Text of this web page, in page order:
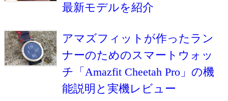
最新モデルを紹介
アマズフィットが作ったラン
ナーのためのスマートウォッ
チ「Amazfit Cheetah Pro」の機
能説明と実機レビュー